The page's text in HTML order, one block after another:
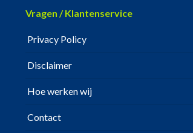
Vragen / Klantenservice
Privacy Policy
Disclaimer
Hoe werken wij
Contact